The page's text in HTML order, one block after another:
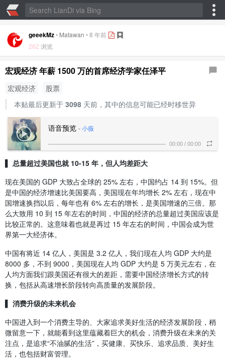
geeekMz• Matawan •8 年前
262 浏览
宏观经济 年薪 1500 万的首席经济学家任泽平
宏观经济
股票
本贴最后更新于 3098天前，其中的信息可能已经时移世异
语音预览 - 小薇
00:00 / 00:00
▌ 总量超过美国也就 10-15 年，但人均差距大
现在美国的 GDP 大致占全球的 25% 左右，中国约占 14 到 15%。但
是中国的经济增速比美国要高，美国现在年均增长 2% 左右，现在中
国增速换挡以后，每年也有 6% 左右的增长，是美国增速的三倍。那
么大致用 10 到 15 年左右的时间，中国的经济的总量超过美国应该是
比较正常的。这意味着也就是再过 15 年左右的时间，中国会成为世
界第一大经济体。
中国有将近 14 亿人，美国是 3.2 亿人，我们现在人均 GDP 大约是
8000 多，不到 9000，美国现在人均 GDP 大约是 5 万美元左右，在
人均方面我们跟美国还有很大的差距，需要中国经济增长方式的转
换，包括从高速增长阶段转向高质量的发展阶段。
▌ 消费升级的未来机会
中国进入到一个消费主导的、大家追求美好生活的经济发展阶段，稍
微留意一下，就能看到这里蕴藏着巨大的机会，消费升级在未来的关
注点，是追求“不油腻的生活”，买健康、买快乐、追求品质、美好生
活，也包括财富管理。